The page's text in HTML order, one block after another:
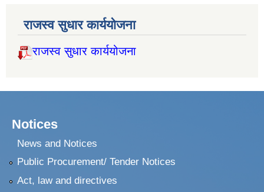
राजस्व सुधार कार्ययोजना
राजस्व सुधार कार्ययोजना
Notices
News and Notices
Public Procurement/ Tender Notices
Act, law and directives